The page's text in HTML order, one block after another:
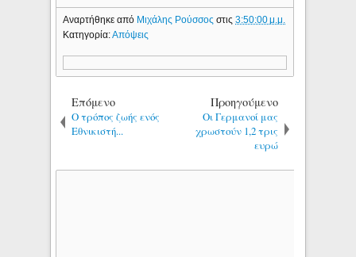
Αναρτήθηκε από Μιχάλης Ρούσσοςστις3:50:00 μ.μ.
Κατηγορία:Απόψεις
Επόμενο
O τρόπος ζωής ενός
Εθνικιστή...
Προηγούμενο
Οι Γερμανοί μας
χρωστούν 1,2 τρις
ευρώ